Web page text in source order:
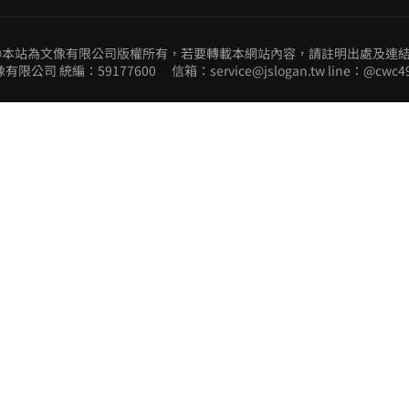
站為文像有限公司版權所有，若要轉載本網站內容，請註明出處及連
有限公司 統編：59177600 信箱：service@jslogan.tw line：